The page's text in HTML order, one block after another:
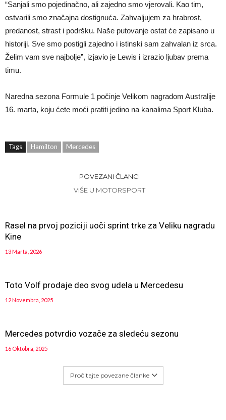
“Sanjali smo pojedinačno, ali zajedno smo vjerovali. Kao tim,
ostvarili smo značajna dostignuća. Zahvaljujem za hrabrost,
predanost, strast i podršku. Naše putovanje ostat će zapisano u
historiji. Sve smo postigli zajedno i istinski sam zahvalan iz srca.
Želim vam sve najbolje”, izjavio je Lewis i izrazio ljubav prema
timu.
Naredna sezona Formule 1 počinje Velikom nagradom Australije
16. marta, koju ćete moći pratiti jedino na kanalima Sport Kluba.
Tags Hamilton Mercedes
POVEZANI ČLANCI
VIŠE U MOTORSPORT
Rasel na prvoj poziciji uoči sprint trke za Veliku nagradu
Kine
13 Marta, 2026
Toto Volf prodaje deo svog udela u Mercedesu
12 Novembra, 2025
Mercedes potvrdio vozače za sledeću sezonu
16 Oktobra, 2025
Pročitajte povezane članke